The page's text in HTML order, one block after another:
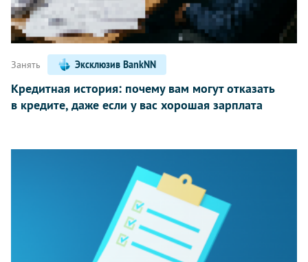
Занять Эксклюзив BankNN
Кредитная история: почему вам могут отказать
в кредите, даже если у вас хорошая зарплата